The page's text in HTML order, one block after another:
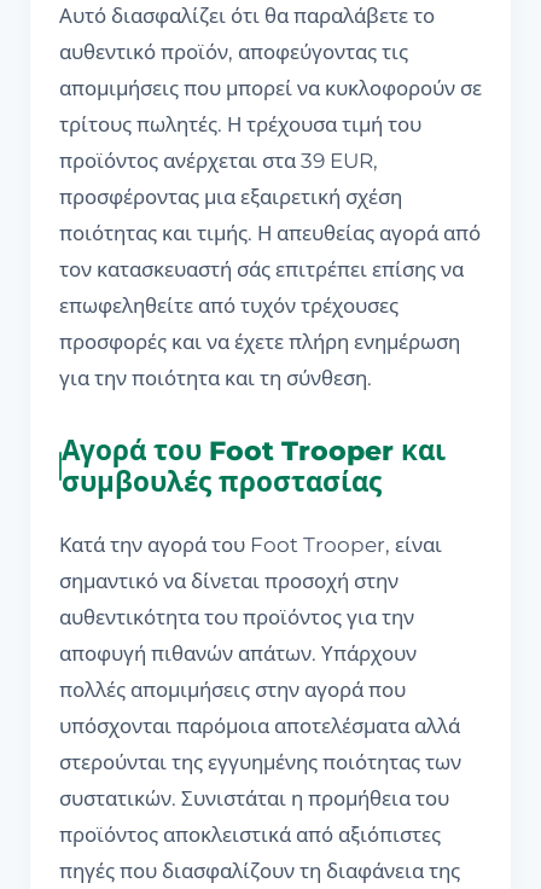
Αυτό διασφαλίζει ότι θα παραλάβετε το
αυθεντικό προϊόν, αποφεύγοντας τις
απομιμήσεις που μπορεί να κυκλοφορούν σε
τρίτους πωλητές. Η τρέχουσα τιμή του
προϊόντος ανέρχεται στα 39 EUR,
προσφέροντας μια εξαιρετική σχέση
ποιότητας και τιμής. Η απευθείας αγορά από
τον κατασκευαστή σάς επιτρέπει επίσης να
επωφεληθείτε από τυχόν τρέχουσες
προσφορές και να έχετε πλήρη ενημέρωση
για την ποιότητα και τη σύνθεση.
Αγορά του Foot Trooper και
συμβουλές προστασίας
Κατά την αγορά του Foot Trooper, είναι
σημαντικό να δίνεται προσοχή στην
αυθεντικότητα του προϊόντος για την
αποφυγή πιθανών απάτων. Υπάρχουν
πολλές απομιμήσεις στην αγορά που
υπόσχονται παρόμοια αποτελέσματα αλλά
στερούνται της εγγυημένης ποιότητας των
συστατικών. Συνιστάται η προμήθεια του
προϊόντος αποκλειστικά από αξιόπιστες
πηγές που διασφαλίζουν τη διαφάνεια της